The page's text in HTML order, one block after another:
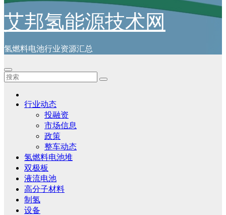
艾邦氢能源技术网
氢燃料电池行业资源汇总
行业动态
投融资
市场信息
政策
整车动态
氢燃料电池堆
双极板
液流电池
高分子材料
制氢
设备